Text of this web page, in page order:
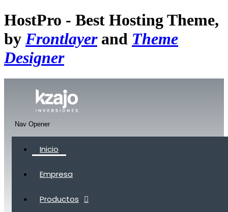
HostPro - Best Hosting Theme,
by Frontlayerand Theme
Designer
Nav Opener
Inicio
Empresa
Productos